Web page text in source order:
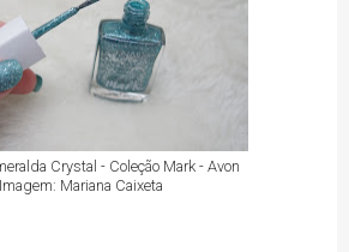
Crystal - Coleção Mark - Avon
Imagem: Mariana Caixeta